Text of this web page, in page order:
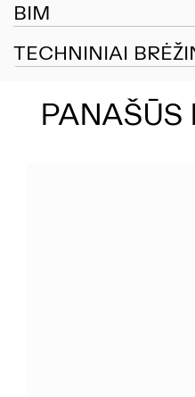
BIM
TECHNINIAI
PANAŠŪS